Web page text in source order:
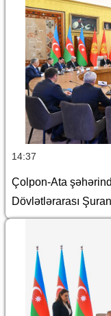
14:37
Çolpon-Ata
Dövlətlərarası